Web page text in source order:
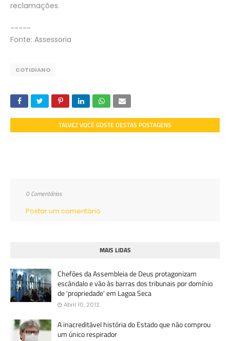
reclamações.
-----
Fonte: Assessoria
COTIDIANO
TALVEZ VOCÊ GOSTE DESTAS POSTAGENS
0 Comentários
Postar um comentário
MAIS LIDAS
Chefões da Assembleia de Deus protagonizam
escândalo e vão às barras dos tribunais por domínio
de 'propriedade' em Lagoa Seca
Abril 10, 2012
A inacreditável história do Estado que não comprou
um único respirador